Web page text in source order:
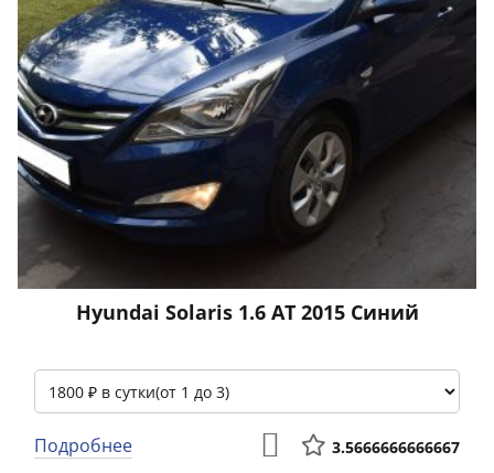
Hyundai Solaris 1.6 АТ 2015 Синий
Подробнее 3.5666666666667